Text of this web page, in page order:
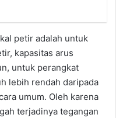
petir adalah untuk
kapasitas arus
untuk perangkat
lebih rendah daripada
umum. Oleh karena
terjadinya tegangan